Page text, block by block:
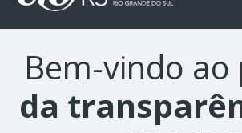
Bem-vindo ao
da